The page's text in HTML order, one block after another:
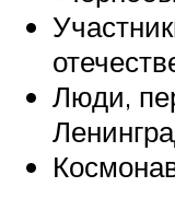
Люди,